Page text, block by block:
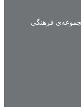
فرهنگی-